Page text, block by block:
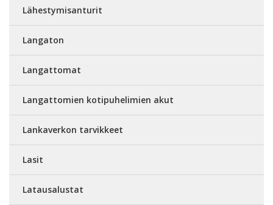
Lähestymisanturit
Langaton
Langattomat
Langattomien kotipuhelimien akut
Lankaverkon tarvikkeet
Lasit
Latausalustat